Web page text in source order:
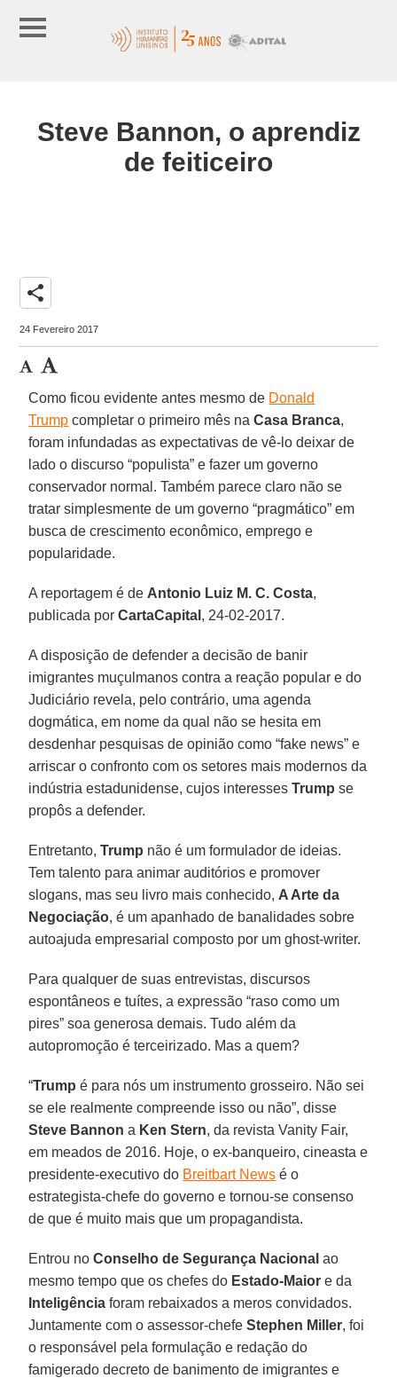
Steve Bannon, o aprendiz
de feiticeiro
share
24 Fevereiro 2017
Como ficou evidente antes mesmo de Donald
Trump completar o primeiro mês naCasa Branca,
foram infundadas as expectativas de vê-lo deixar de
lado o discurso “populista” e fazer um governo
conservador normal. Também parece claro não se
tratar simplesmente de um governo “pragmático” em
busca de crescimento econômico, emprego e
popularidade.
A reportagem é de Antonio Luiz M. C. Costa,
publicada porCartaCapital , 24-02-2017.
A disposição de defender a decisão de banir
imigrantes muçulmanos contra a reação popular e do
Judiciário revela, pelo contrário, uma agenda
dogmática, em nome da qual não se hesita em
desdenhar pesquisas de opinião como “fake news” e
arriscar o confronto com os setores mais modernos da
indústria estadunidense, cujos interessesTrump se
propôs a defender.
Entretanto,Trump não é um formulador de ideias.
Tem talento para animar auditórios e promover
slogans, mas seu livro mais conhecido, A Arte da
Negociação, é um apanhado de banalidades sobre
autoajuda empresarial composto por um ghost-writer.
Para qualquer de suas entrevistas, discursos
espontâneos e tuítes, a expressão “raso como um
pires” soa generosa demais. Tudo além da
autopromoção é terceirizado. Mas a quem?
“Trump é para nós um instrumento grosseiro. Não sei
se ele realmente compreende isso ou não”, disse
Steve Bannon a Ken Stern, da revista Vanity Fair,
em meados de 2016. Hoje, o ex-banqueiro, cineasta e
presidente-executivo do Breitbart News é o
estrategista-chefe do governo e tornou-se consenso
de que é muito mais que um propagandista.
Entrou noConselho de Segurança Nacional ao
mesmo tempo que os chefes do Estado-Maior e da
Inteligência foram rebaixados a meros convidados.
Juntamente com o assessor-chefeStephen Miller, foi
o responsável pela formulação e redação do
famigerado decreto de banimento de imigrantes e